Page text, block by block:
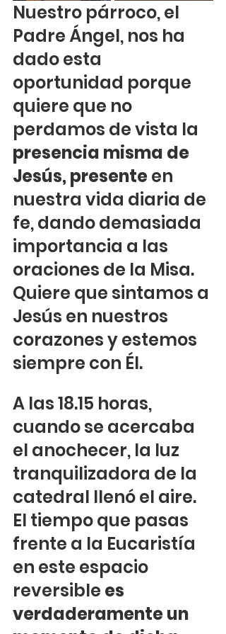
Nuestro párroco, el
Padre Ángel, nos ha
dado esta
oportunidad porque
quiere que no
perdamos de vista la
presencia misma de
Jesús, presente en
nuestra vida diaria de
fe, dando demasiada
importancia a las
oraciones de la Misa.
Quiere que sintamos a
Jesús en nuestros
corazones y estemos
siempre con Él.
A las 18.15 horas,
cuando se acercaba
el anochecer, la luz
tranquilizadora de la
catedral llenó el aire.
El tiempo que pasas
frente a la Eucaristía
en este espacio
reversible es
verdaderamente un